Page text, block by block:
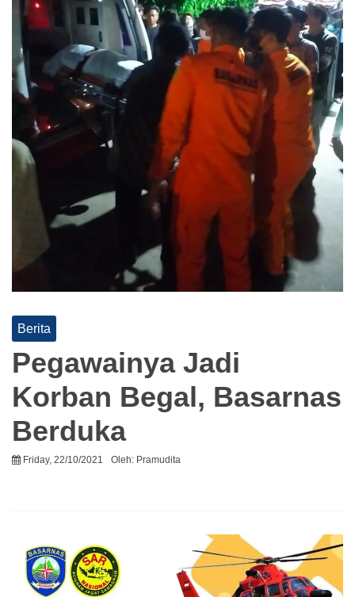
Berita
Pegawainya Jadi
Korban Begal, Basarnas
Berduka
Friday, 22/10/2021 Oleh: Pramudita